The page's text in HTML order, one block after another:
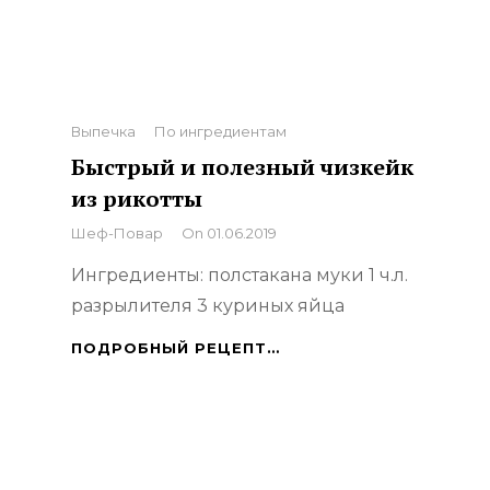
Categories
Выпечка По ингредиентам
Быстрый и полезный чизкейк
из рикотты
By
Шеф-Повар On 01.06.2019
Ингредиенты: полстакана муки 1 ч.л.
разрылителя 3 куриных яйца
ПОДРОБНЫЙ РЕЦЕПТ…